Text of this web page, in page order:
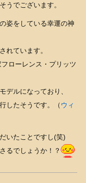
うでございます。
姿をしている幸運の神
れています。
ローレンス・プリッツ
デルになっており、
したそうです。（ウィ
いたことですし(笑)
るでしょうか！？